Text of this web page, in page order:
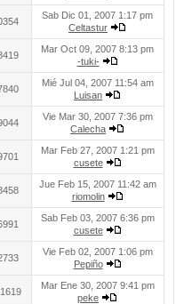
Sab Dic 01, 2007 1:17 pm
Celtastur
Mar Oct 09, 2007 8:13 pm
-tuki-
Mié Jul 04, 2007 11:54 am
Luisan
Vie Mar 30, 2007 7:36 pm
Calecha
Mar Feb 27, 2007 1:21 pm
cusete
Jue Feb 15, 2007 11:42 am
riomolin
Sab Feb 03, 2007 6:36 pm
cusete
Vie Feb 02, 2007 1:06 pm
Pepiño
Mar Ene 30, 2007 9:41 pm
peke